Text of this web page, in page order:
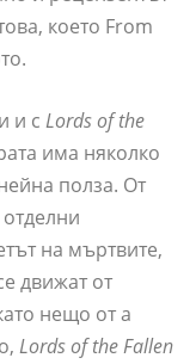
което From
и с Lords of the
има няколко
полза. От
на мъртвите,
движат от
нещо от a
Lords of the Fallen